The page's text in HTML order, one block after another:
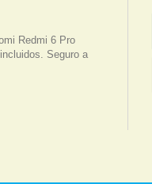
Redmi 6 Pro
Seguro a